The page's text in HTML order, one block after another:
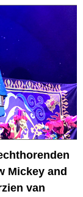
Mickey and
van